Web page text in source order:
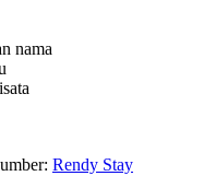
nama
Rendy Stay